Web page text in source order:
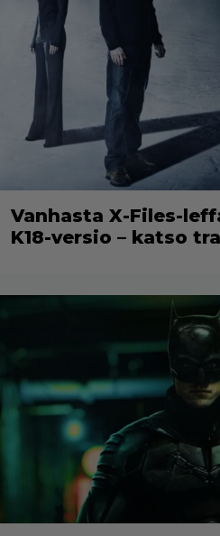
Vanhasta X-Files-
K18-versio – katso